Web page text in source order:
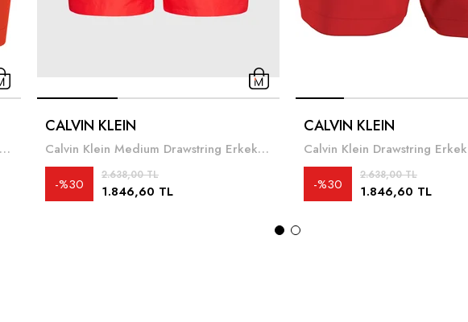
Calvin Klein Medium Drawstring Erkek Şort Mayo
CALVIN KLEIN
Calvin Klein Medium Drawstring Erkek Şort Mayo
1.846,60 TL
2.638,00 TL
%30
CALVIN KLEIN
Calvin Klein Drawstring
1.846,60 TL
2.638,00 TL
%30